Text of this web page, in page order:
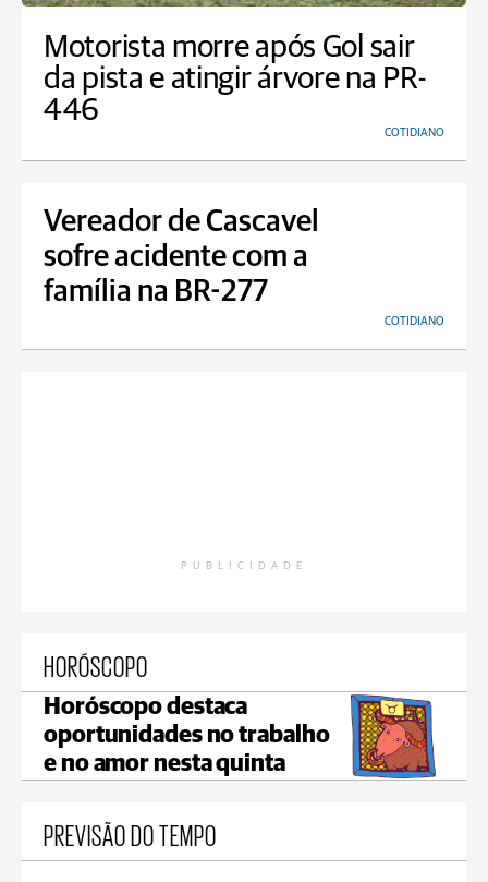
Motorista morre após Gol sair
da pista e atingir árvore na PR-
446
COTIDIANO
Vereador de Cascavel
sofre acidente com a
família na BR-277
COTIDIANO
PUBLICIDADE
HORÓSCOPO
Horóscopo destaca
oportunidades no trabalho
e no amor nesta quinta
PREVISÃO DO TEMPO